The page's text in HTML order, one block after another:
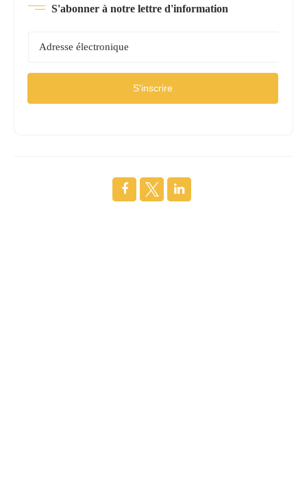
S'abonner à notre lettre d'information
S'inscrire